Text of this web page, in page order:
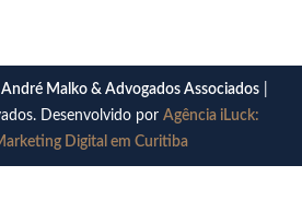
André Malko & Advogados Associados
Desenvolvido por Agência iLuck:
Digital em Curitiba